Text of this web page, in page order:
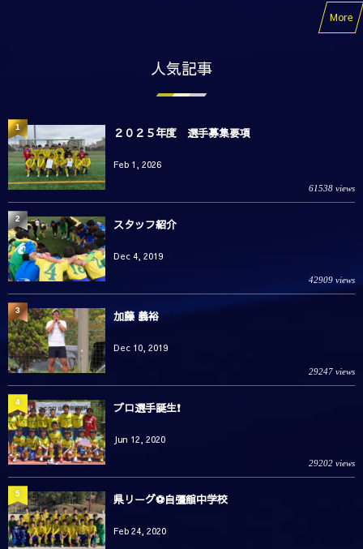
More
人気記事
２０２５年度 選手募集要項
Feb 1, 2026
61538 views
1
スタッフ紹介
Dec 4, 2019
42909 views
2
加藤 義裕
Dec 10, 2019
29247 views
3
プロ選手誕生❗️
Jun 12, 2020
29202 views
4
県リーグ⚽️自彊館中学校
Feb 24, 2020
5